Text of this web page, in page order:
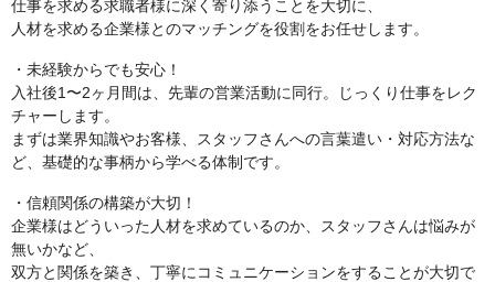
仕事を求める求職者様に深く寄り添うことを大切に、
人材を求める企業様とのマッチングを役割をお任せします。
・未経験からでも安心！
入社後1〜2ヶ月間は、先輩の営業活動に同行。じっくり仕事をレク
チャーします。
まずは業界知識やお客様、スタッフさんへの言葉遣い・対応方法な
ど、基礎的な事柄から学べる体制です。
・信頼関係の構築が大切！
企業様はどういった人材を求めているのか、スタッフさんは悩みが
無いかなど、
双方と関係を築き、丁寧にコミュニケーションをすることが大切で